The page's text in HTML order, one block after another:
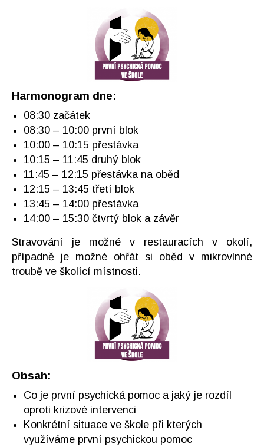
Harmonogram dne:
08:30 začátek
08:30 – 10:00 první blok
10:00 – 10:15 přestávka
10:15 – 11:45 druhý blok
11:45 – 12:15 přestávka na oběd
12:15 – 13:45 třetí blok
13:45 – 14:00 přestávka
14:00 – 15:30 čtvrtý blok a závěr
Stravování je možné v restauracích v okolí,
případně je možné ohřát si oběd v mikrovlnné
troubě ve školící místnosti.
Obsah:
Co je první psychická pomoc a jaký je rozdíl
oproti krizové intervenci
Konkrétní situace ve škole při kterých
využíváme první psychickou pomoc